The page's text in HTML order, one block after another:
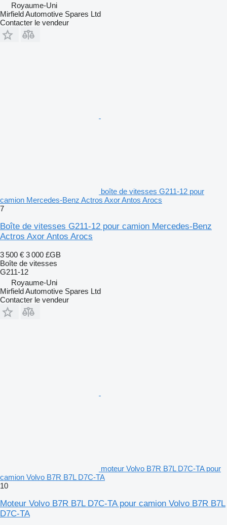
Royaume-Uni
Mirfield Automotive Spares Ltd
Contacter le vendeur
boîte de vitesses G211-12 pour
camion Mercedes-Benz Actros Axor Antos Arocs
7
Boîte de vitesses G211-12 pour camion Mercedes-Benz
Actros Axor Antos Arocs
3 500 € 3 000 £GB
Boîte de vitesses
G211-12
Royaume-Uni
Mirfield Automotive Spares Ltd
Contacter le vendeur
moteur Volvo B7R B7L D7C-TA pour
camion Volvo B7R B7L D7C-TA
10
Moteur Volvo B7R B7L D7C-TA pour camion Volvo B7R B7L
D7C-TA